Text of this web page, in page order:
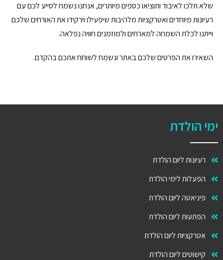
שלא תלכו לאיבוד ותוציאו כספים מיותרים, אנחנו נשמח לסייע לכם עם
רעיונות מיוחדים ואטרקציות מלהיבות שיפעילו וירקידו את האורחים שלכם
וייתנו לכלת השמחה למארחים ולמוזמנים חוויה נפלאה.
השאירו את הפרטים שלכם באתר ונשמח לשוחח אתכם בהקדם.
ימי הולדת
רעיונות ליום הולדת
הפעלות לימי הולדת
פיניאטה ליום הולדת
הפתעות ליום הולדת
אטרקציות ליום הולדת
קישוטים ליום הולדת